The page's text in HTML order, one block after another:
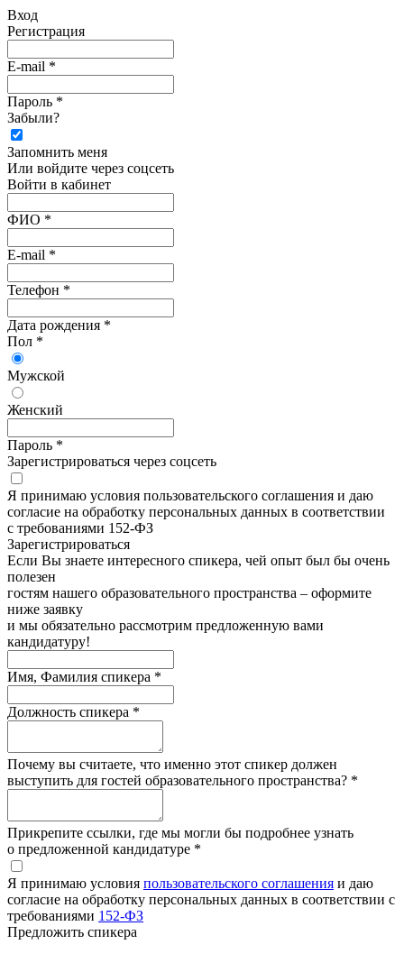
Вход
Регистрация
E-mail *
Пароль *
Забыли?
Запомнить меня
Или войдите через соцсеть
Войти в кабинет
ФИО *
E-mail *
Телефон *
Дата рождения *
Пол *
Мужской
Женский
Пароль *
Зарегистрироваться через соцсеть
Я принимаю условия пользовательского соглашения и даю
согласие на обработку персональных данных в соответствии
с требованиями 152-ФЗ
Зарегистрироватьcя
Если Вы знаете интересного спикера, чей опыт был бы очень
полезен
гостям нашего образовательного пространства – оформите
ниже заявку
и мы обязательно рассмотрим предложенную вами
кандидатуру!
Имя, Фамилия спикера *
Должность спикера *
Почему вы считаете, что именно этот спикер должен
выступить для гостей образовательного пространства? *
Прикрепите ссылки, где мы могли бы подробнее узнать
о предложенной кандидатуре *
Я принимаю условия пользовательского соглашения и даю
согласие на обработку персональных данных в соответствии с
требованиями 152-ФЗ
Предложить спикера